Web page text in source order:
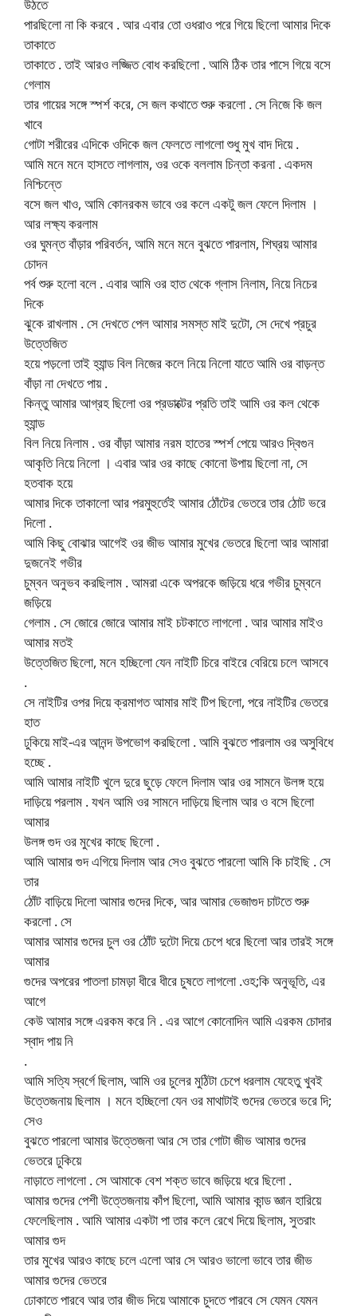
উঠতে
পারছিলো না কি করবে . আর এবার তো ওধরাও পরে গিয়ে ছিলো আমার দিকে
তাকাতে
তাকাতে . তাই আরও লজ্জিত বোধ করছিলো . আমি ঠিক তার পাসে গিয়ে বসে
গেলাম
তার গায়ের সঙ্গে স্পর্শ করে, সে জল কথাতে শুরু করলো . সে নিজে কি জল
খাবে
গোটা শরীরের এদিকে ওদিকে জল ফেলতে লাগলো শুধু মুখ বাদ দিয়ে .
আমি মনে মনে হাসতে লাগলাম, ওর ওকে বললাম চিন্তা করনা . একদম
নিশ্চিন্তে
বসে জল খাও, আমি কোনরকম ভাবে ওর কলে একটু জল ফেলে দিলাম ।
আর লক্ষ্য করলাম
ওর ঘুমন্ত বাঁড়ার পরিবর্তন, আমি মনে মনে বুঝতে পারলাম, শিঘ্রয় আমার
চোদন
পর্ব শুরু হলো বলে . এবার আমি ওর হাত থেকে গ্লাস নিলাম, নিয়ে নিচের
দিকে
ঝুকে রাখলাম . সে দেখতে পেল আমার সমস্ত মাই দুটো, সে দেখে প্রচুর
উত্তেজিত
হয়ে পড়লো তাই হ্যান্ড বিল নিজের কলে নিয়ে নিলো যাতে আমি ওর বাড়ন্ত
বাঁড়া না দেখতে পায় .
কিন্তু আমার আগ্রহ ছিলো ওর প্রডাক্টের প্রতি তাই আমি ওর কল থেকে
হ্যান্ড
বিল নিয়ে নিলাম . ওর বাঁড়া আমার নরম হাতের স্পর্শ পেয়ে আরও দ্বিগুন
আকৃতি নিয়ে নিলো । এবার আর ওর কাছে কোনো উপায় ছিলো না, সে
হতবাক হয়ে
আমার দিকে তাকালো আর পরমুহুর্তেই আমার ঠোঁটের ভেতরে তার ঠোট ভরে
দিলো .
আমি কিছু বোঝার আগেই ওর জীভ আমার মুখের ভেতরে ছিলো আর আমারা
দুজনেই গভীর
চুম্বন অনুভব করছিলাম . আমরা একে অপরকে জড়িয়ে ধরে গভীর চুম্বনে
জড়িয়ে
গেলাম . সে জোরে জোরে আমার মাই চটকাতে লাগলো . আর আমার মাইও
আমার মতই
উত্তেজিত ছিলো, মনে হচ্ছিলো যেন নাইটি চিরে বাইরে বেরিয়ে চলে আসবে
.
সে নাইটির ওপর দিয়ে ক্রমাগত আমার মাই টিপ ছিলো, পরে নাইটির ভেতরে
হাত
ঢুকিয়ে মাই-এর আনন্দ উপভোগ করছিলো . আমি বুঝতে পারলাম ওর অসুবিধে
হচ্ছে .
আমি আমার নাইটি খুলে দুরে ছুড়ে ফেলে দিলাম আর ওর সামনে উলঙ্গ হয়ে
দাড়িয়ে পরলাম . যখন আমি ওর সামনে দাড়িয়ে ছিলাম আর ও বসে ছিলো
আমার
উলঙ্গ গুদ ওর মুখের কাছে ছিলো .
আমি আমার গুদ এগিয়ে দিলাম আর সেও বুঝতে পারলো আমি কি চাইছি . সে
তার
ঠোঁট বাড়িয়ে দিলো আমার গুদের দিকে, আর আমার ভেজাগুদ চাটতে শুরু
করলো . সে
আমার আমার গুদের চুল ওর ঠোঁট দুটো দিয়ে চেপে ধরে ছিলো আর তারই সঙ্গে
আমার
গুদের অপরের পাতলা চামড়া ধীরে ধীরে চুষতে লাগলো .ওহ;কি অনুভূতি, এর
আগে
কেউ আমার সঙ্গে এরকম করে নি . এর আগে কোনোদিন আমি এরকম চোদার
স্বাদ পায় নি
.
আমি সত্যি স্বর্গে ছিলাম, আমি ওর চুলের মুঠিটা চেপে ধরলাম যেহেতু খুবই
উত্তেজনায় ছিলাম । মনে হচ্ছিলো যেন ওর মাথাটাই গুদের ভেতরে ভরে দি;
সেও
বুঝতে পারলো আমার উত্তেজনা আর সে তার গোটা জীভ আমার গুদের
ভেতরে ঢুকিয়ে
নাড়াতে লাগলো . সে আমাকে বেশ শক্ত ভাবে জড়িয়ে ধরে ছিলো .
আমার গুদের পেশী উত্তেজনায় কাঁপ ছিলো, আমি আমার কান্ড জ্ঞান হারিয়ে
ফেলেছিলাম . আমি আমার একটা পা তার কলে রেখে দিয়ে ছিলাম, সুতরাং
আমার গুদ
তার মুখের আরও কাছে চলে এলো আর সে আরও ভালো ভাবে তার জীভ
আমার গুদের ভেতরে
ঢোকাতে পারবে আর তার জীভ দিয়ে আমাকে চুদতে পারবে সে যেমন যেমন